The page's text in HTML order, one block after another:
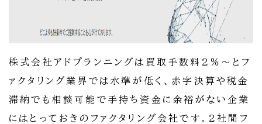
株式会社アドプランニングは買取手数料2％～とフ
ァクタリング業界では水準が低く、赤字決算や税金
滞納でも相談可能で手持ち資金に余裕がない企業
にはとっておきのファクタリング会社です。2社間フ